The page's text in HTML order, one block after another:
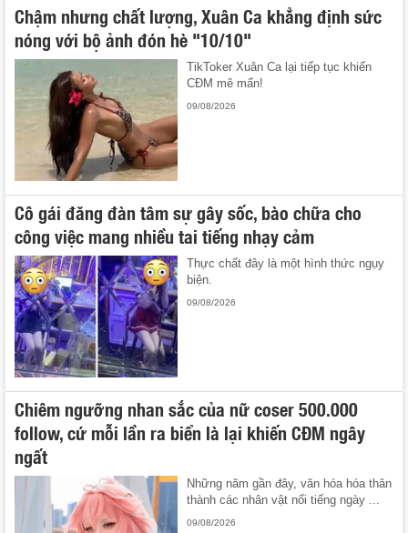
Chậm nhưng chất lượng, Xuân Ca khẳng định sức
nóng với bộ ảnh đón hè "10/10"
TikToker Xuân Ca lại tiếp tục khiến
CĐM mê mẩn!
09/08/2026
Cô gái đăng đàn tâm sự gây sốc, bào chữa cho
công việc mang nhiều tai tiếng nhạy cảm
Thực chất đây là một hình thức ngụy
biện.
09/08/2026
Chiêm ngưỡng nhan sắc của nữ coser 500.000
follow, cứ mỗi lần ra biển là lại khiến CĐM ngây
ngất
Những năm gần đây, văn hóa hóa thân
thành các nhân vật nổi tiếng ngày ...
09/08/2026